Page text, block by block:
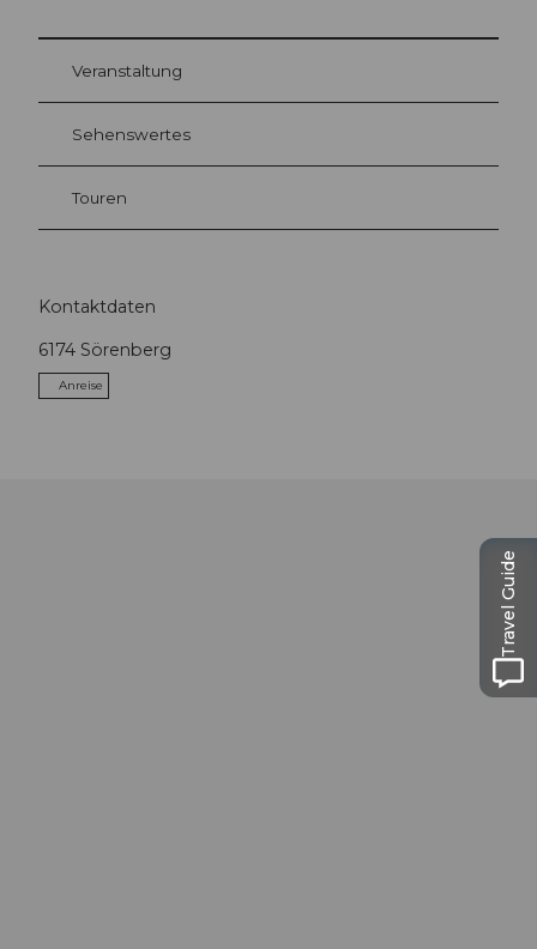
Veranstaltung
Sehenswertes
Touren
Kontaktdaten
6174 Sörenberg
Anreise
Travel Guide